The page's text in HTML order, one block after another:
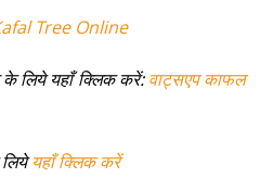
Tree Online
लिये यहाँ क्लिक करें:वाट्सएप काफल
यहाँ क्लिक करें